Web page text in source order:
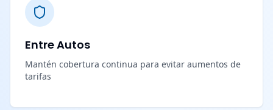
Entre Autos
Mantén cobertura continua para evitar aumentos de
tarifas